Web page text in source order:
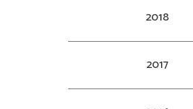
2018
2017